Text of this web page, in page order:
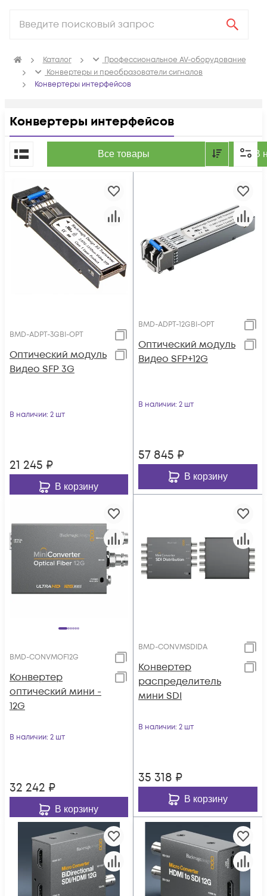
Каталог
Профессиональное AV-оборудование
Конвертеры и преобразователи сигналов
Конвертеры интерфейсов
Конвертеры интерфейсов
Все товары В
По популярности
BMD-ADPT-3GBI-OPT
Оптический модуль
Видео SFP 3G
В наличии: 2 шт
21 245 ₽
В корзину
BMD-ADPT-12GBI-OPT
Оптический модуль
Видео SFP+12G
В наличии: 2 шт
57 845 ₽
В корзину
BMD-CONVMOF12G
Конвертер
оптический мини -
12G
В наличии: 2 шт
32 242 ₽
В корзину
BMD-CONVMSDIDA
Конвертер
распределитель
мини SDI
В наличии: 2 шт
35 318 ₽
В корзину